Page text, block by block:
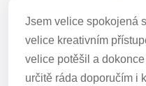
Jsem velice spokojená
velice kreativním
velice potěšil a
určitě ráda doporučím i